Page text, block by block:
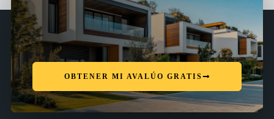
OBTENER MI AVALÚO GRATIS